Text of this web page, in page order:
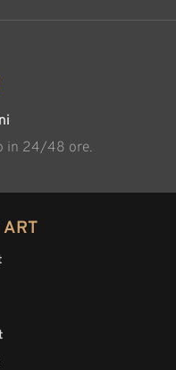
in 24/48 ore.
ART